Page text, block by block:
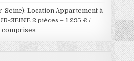
Seine): Location Appartement à
SEINE 2 pièces – 1 295 € /
comprises